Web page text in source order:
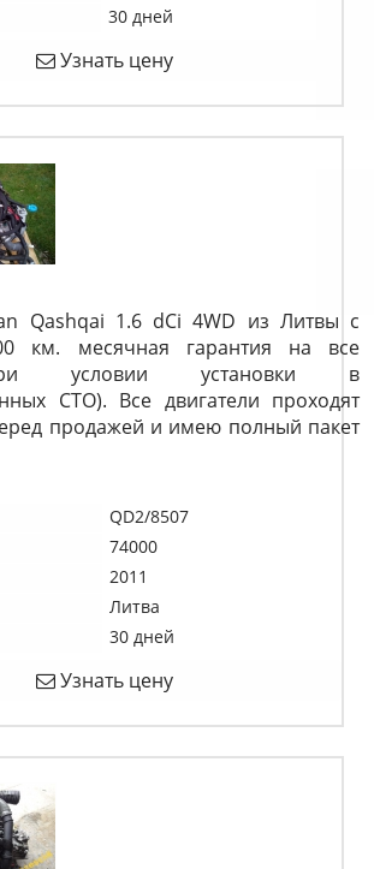
30 дней
Узнать цену
Qashqai 1.6 dCi 4WD из Литвы с
км. месячная гарантия на все
условии установки в
СТО). Все двигатели проходят
продажей и имею полный пакет
QD2/8507
74000
2011
Литва
30 дней
Узнать цену